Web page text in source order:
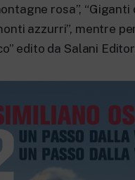
rosa”, “Giganti
azzurri”, mentre
edito da Salani